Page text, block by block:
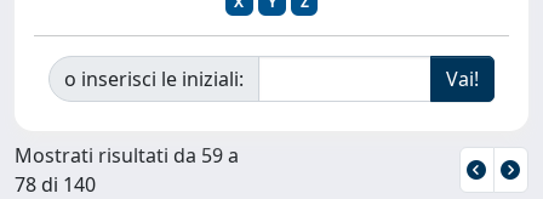
o inserisci le iniziali:
Mostrati risultati da 59 a
78 di 140